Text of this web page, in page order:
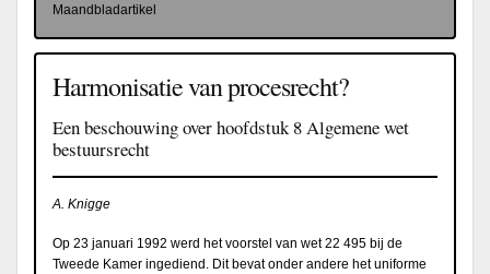
Maandbladartikel
Harmonisatie van procesrecht?
Een beschouwing over hoofdstuk 8 Algemene wet
bestuursrecht
A. Knigge
Op 23 januari 1992 werd het voorstel van wet 22 495 bij de
Tweede Kamer ingediend. Dit bevat onder andere het uniforme